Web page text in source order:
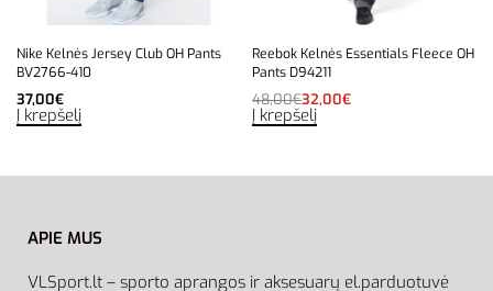
Nike Kelnės Jersey Club OH Pants
BV2766-410
37,00€
Į krepšelį
Reebok Kelnės Essentials Fleece OH
Pants D94211
48,00€32,00€
Į krepšelį
APIE MUS
VLSport.lt – sporto aprangos ir aksesuarų el.parduotuvė